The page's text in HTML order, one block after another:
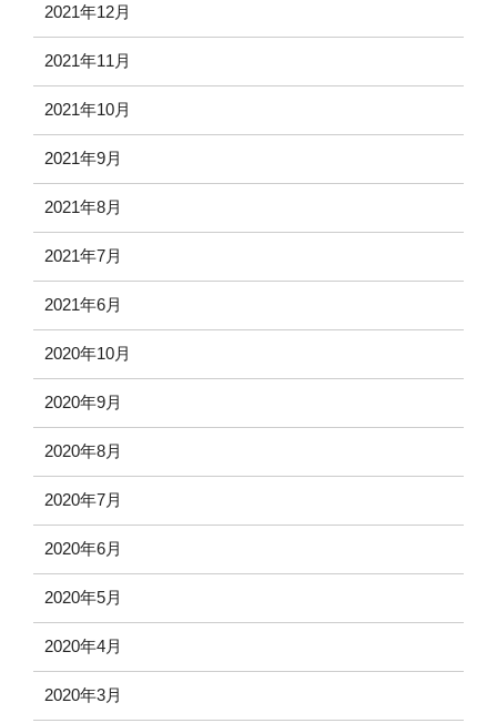
2021年12月
2021年11月
2021年10月
2021年9月
2021年8月
2021年7月
2021年6月
2020年10月
2020年9月
2020年8月
2020年7月
2020年6月
2020年5月
2020年4月
2020年3月